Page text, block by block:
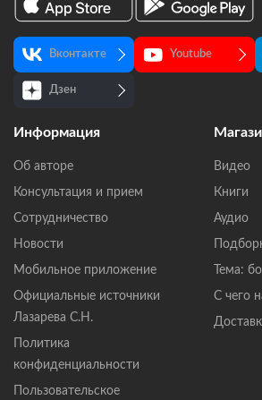
Вконтакте Youtube
Дзен
Информация
Об авторе
Консультация и прием
Сотрудничество
Новости
Мобильное приложение
Официальные источники
Лазарева С.Н.
Политика
конфиденциальности
Пользовательское
Видео
Книги
Аудио
Тема:
С чего